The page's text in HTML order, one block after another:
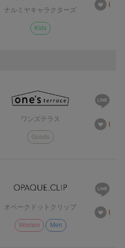
ナルミヤキャラクターズ
Kids
ワンズテラス
Goods
オペークドットクリップ
Women Men